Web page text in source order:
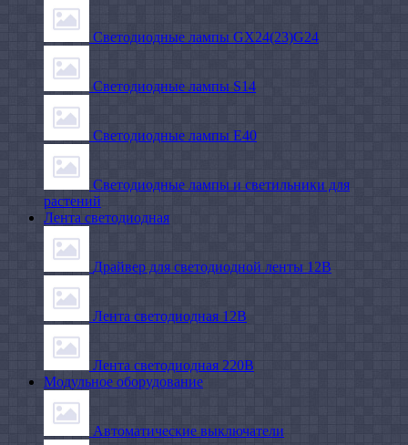
Светодиодные лампы GX24(23)G24
Светодиодные лампы S14
Светодиодные лампы Е40
Светодиодные лампы и светильники для
растений
Лента светодиодная
Драйвер для светодиодной ленты 12В
Лента светодиодная 12В
Лента светодиодная 220В
Модульное оборудование
Автоматические выключатели